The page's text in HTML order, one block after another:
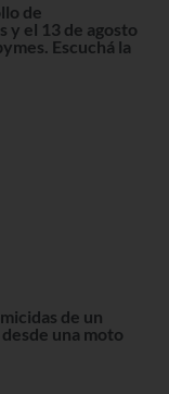
de
el 13 de agosto
Escuchá la
de un
una moto